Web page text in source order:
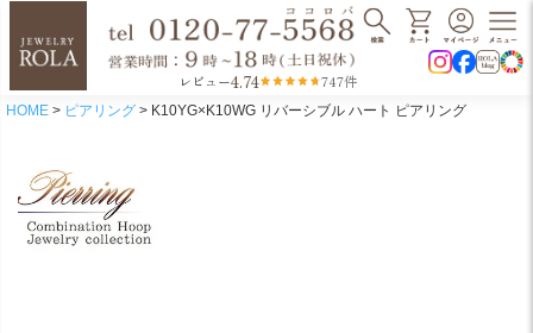
レビュー4.74 747件
HOME ピアリング K10YG×K10WG リバーシブル ハート ピアリング